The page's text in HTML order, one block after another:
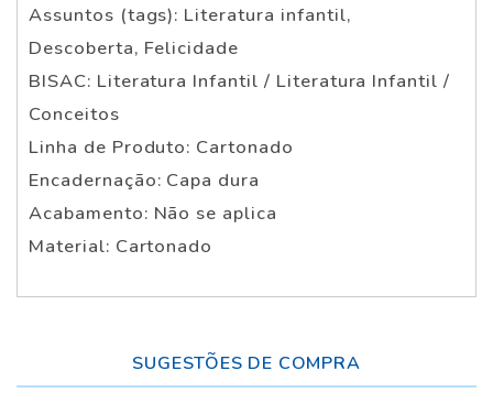
Assuntos (tags): Literatura infantil,
Descoberta, Felicidade
BISAC: Literatura Infantil / Literatura Infantil /
Conceitos
Linha de Produto: Cartonado
Encadernação: Capa dura
Acabamento: Não se aplica
Material: Cartonado
SUGESTÕES DE COMPRA